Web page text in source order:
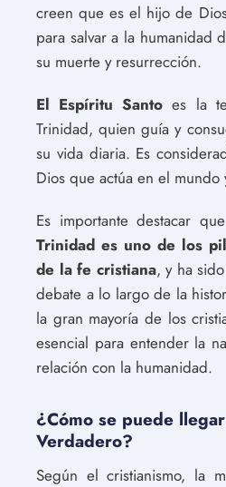
creen que es el hijo de
para salvar a la humanidad
su muerte y resurrección.
El Espíritu Santo es la
Trinidad, quien guía y
su vida diaria. Es
Dios que actúa en el mundo
Es importante destacar que
Trinidad es uno de los
de la fe cristiana, y ha
debate a lo largo de la
la gran mayoría de los
esencial para entender la
relación con la humanidad.
¿Cómo se puede
Verdadero?
Según el cristianismo, la